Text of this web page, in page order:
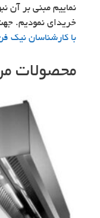
نماییم مبنی بر آن
خریدای نمودیم.
با کارشناسان نیک
محصولات